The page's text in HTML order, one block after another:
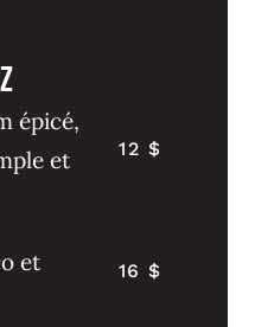
épicé,
et
12 $
et
16 $